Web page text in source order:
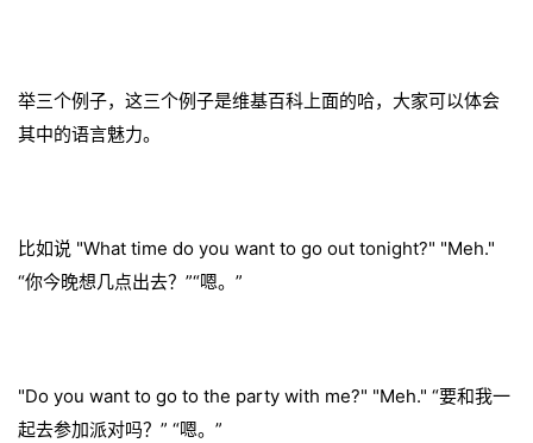
举三个例子，这三个例子是维基百科上面的哈，大家可以体会
其中的语言魅力。
比如说 "What time do you want to go out tonight?" "Meh."
“你今晚想几点出去？”“嗯。”
"Do you want to go to the party with me?" "Meh." “要和我一
起去参加派对吗？” “嗯。”